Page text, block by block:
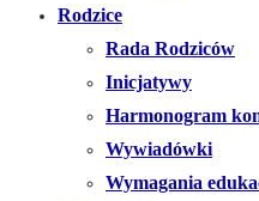
Rodzice
Rada Rodziców
Inicjatywy
Harmonogram
Wywiadówki
Wymagania